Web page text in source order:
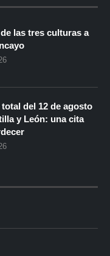
las tres culturas a
del 12 de agosto
y León: una cita